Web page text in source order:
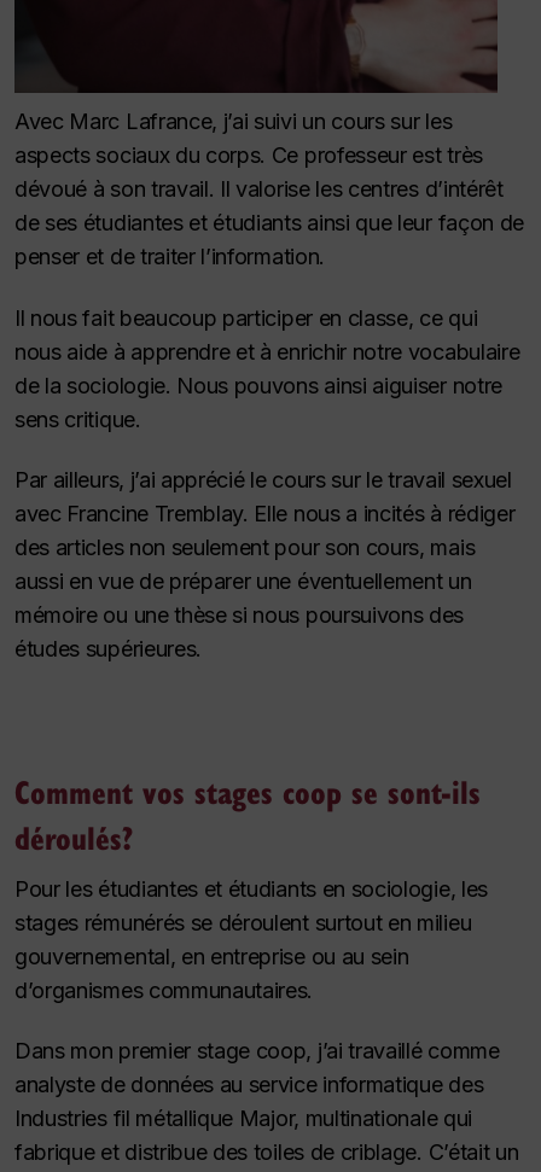
Avec Marc Lafrance, j’ai suivi un cours sur les
aspects sociaux du corps. Ce professeur est très
dévoué à son travail. Il valorise les centres d’intérêt
de ses étudiantes et étudiants ainsi que leur façon de
penser et de traiter l’information.
Il nous fait beaucoup participer en classe, ce qui
nous aide à apprendre et à enrichir notre vocabulaire
de la sociologie. Nous pouvons ainsi aiguiser notre
sens critique.
Par ailleurs, j’ai apprécié le cours sur le travail sexuel
avec Francine Tremblay. Elle nous a incités à rédiger
des articles non seulement pour son cours, mais
aussi en vue de préparer une éventuellement un
mémoire ou une thèse si nous poursuivons des
études supérieures.
Comment vos stages coop se sont-ils
déroulés?
Pour les étudiantes et étudiants en sociologie, les
stages rémunérés se déroulent surtout en milieu
gouvernemental, en entreprise ou au sein
d’organismes communautaires.
Dans mon premier stage coop, j’ai travaillé comme
analyste de données au service informatique des
Industries fil métallique Major, multinationale qui
fabrique et distribue des toiles de criblage. C’était un